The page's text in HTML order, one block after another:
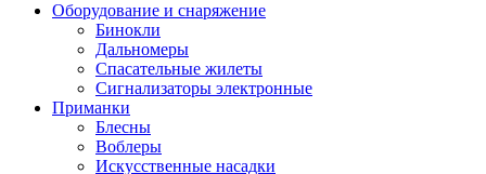
Оборудование и снаряжение
Бинокли
Дальномеры
Спасательные жилеты
Сигнализаторы электронные
Приманки
Блесны
Воблеры
Искусственные насадки